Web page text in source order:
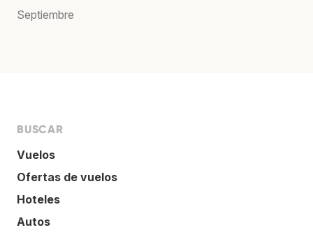
Septiembre
BUSCAR
Vuelos
Ofertas de vuelos
Hoteles
Autos